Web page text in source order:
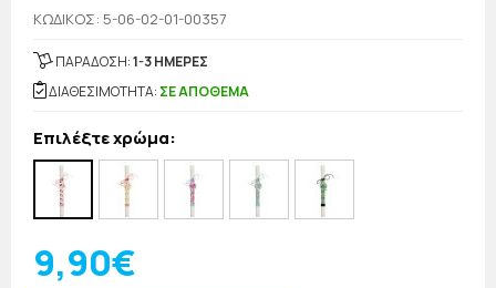
KΩΔΙΚΟΣ: 5-06-02-01-00357
ΠΑΡΑΔΟΣΗ:1-3 ΗΜΕΡΕΣ
ΔΙΑΘΕΣΙΜΟΤΗΤΑ: ΣΕ ΑΠΟΘΕΜΑ
Επιλέξτε χρώμα:
9,90€